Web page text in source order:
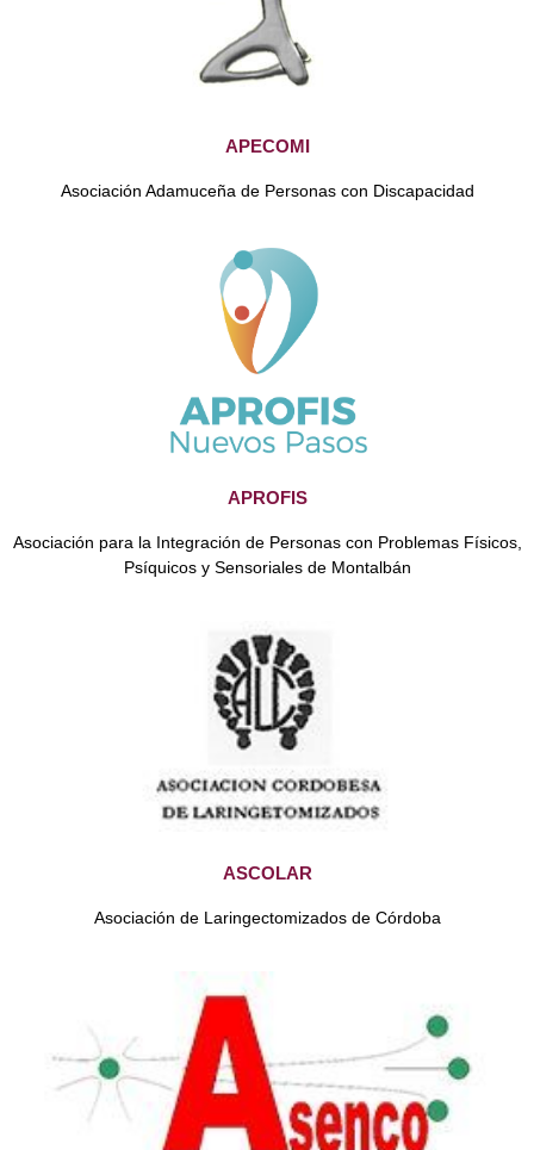
APECOMI
Asociación Adamuceña de Personas con Discapacidad
APROFIS
Asociación para la Integración de Personas con Problemas Físicos,
Psíquicos y Sensoriales de Montalbán
ASCOLAR
Asociación de Laringectomizados de Córdoba